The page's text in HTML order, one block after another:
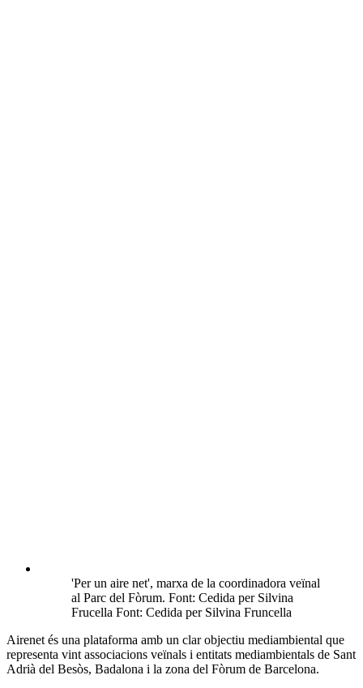
'Per un aire net', marxa de la coordinadora veïnal
al Parc del Fòrum. Font: Cedida per Silvina
Frucella Font: Cedida per Silvina Fruncella
Airenet és una plataforma amb un clar objectiu mediambiental que
representa vint associacions veïnals i entitats mediambientals de ​​Sant
Adrià del Besòs, Badalona i la zona del Fòrum de Barcelona.